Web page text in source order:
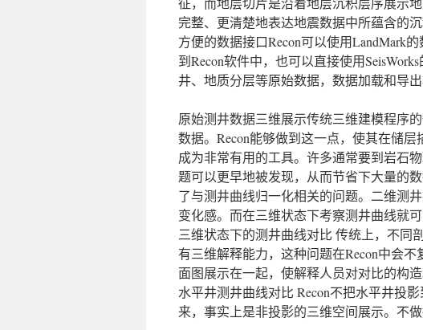
完整、更清楚地表达地震数据中所蕴含的沉
方便的数据接口Recon可以使用LandMark
到Recon软件中，也可以直接使用
井、地质分层等原始数据，数据加载和导出
原始测井数据三维展示传统三维建模程序
数据。Recon能够做到这一点，使其在储
成为非常有用的工具。许多通常要到岩石
题可以更早地被发现，从而节省下大量的
了与测井曲线归一化相关的问题。二维测
变化感。而在三维状态下考察测井曲线就
三维状态下的测井曲线对比 传统上，不同
有三维解释能力，这种问题在Recon中会
面图展示在一起，使解释人员对对比的构
水平井测井曲线对比 Recon不把水平井投
来，事实上是非投影的三维空间展示。不